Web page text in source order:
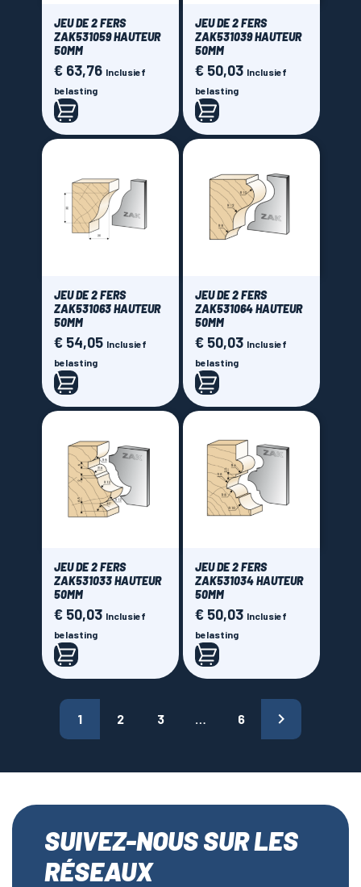
JEU DE 2 FERS
ZAK531059 HAUTEUR
50MM
Prijs
€ 63,76 Inclusief
belasting
JEU DE 2 FERS
ZAK531039 HAUTEUR
50MM
Prijs
€ 50,03 Inclusief
belasting
JEU DE 2 FERS
ZAK531063 HAUTEUR
50MM
Prijs
€ 54,05 Inclusief
belasting
JEU DE 2 FERS
ZAK531064 HAUTEUR
50MM
Prijs
€ 50,03 Inclusief
belasting
JEU DE 2 FERS
ZAK531033 HAUTEUR
50MM
Prijs
€ 50,03 Inclusief
belasting
JEU DE 2 FERS
ZAK531034 HAUTEUR
50MM
Prijs
€ 50,03 Inclusief
belasting
1 2 3 … 6 
SUIVEZ-NOUS SUR LES
RÉSEAUX